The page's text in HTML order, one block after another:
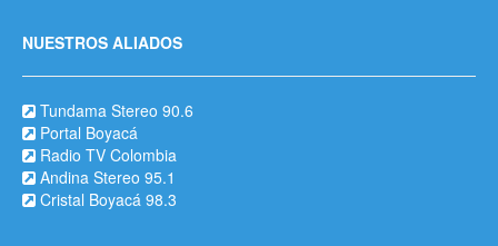
NUESTROS ALIADOS
Tundama Stereo 90.6
Portal Boyacá
Radio TV Colombia
Andina Stereo 95.1
Cristal Boyacá 98.3